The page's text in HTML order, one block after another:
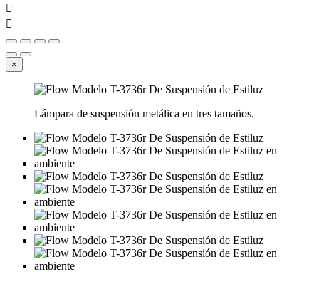


×
Lámpara de suspensión metálica en tres tamaños.